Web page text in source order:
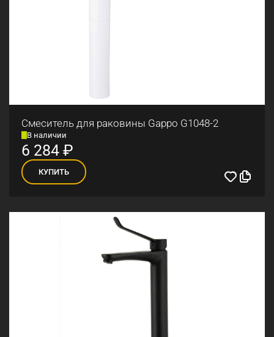
Смеситель для раковины Gappo G1048-2
В наличии
6 284₽
КУПИТЬ